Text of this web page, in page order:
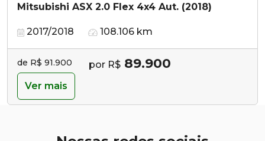
Mitsubishi ASX 2.0 Flex 4x4 Aut. (2018)
2017/2018 108.106 km
de R$ 91.900 por R$ 89.900
Ver mais